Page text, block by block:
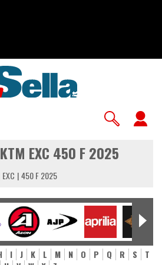
EXC 450 F 2025
EXC 450 F 2025
I J K L M N O P Q R S
T